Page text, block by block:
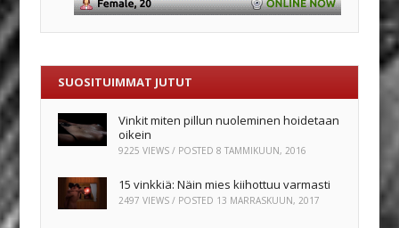
SUOSITUIMMAT JUTUT
Vinkit miten pillun nuoleminen hoidetaan
oikein
9225 VIEWS / POSTED8 TAMMIKUUN, 2016
15 vinkkiä: Näin mies kiihottuu varmasti
2497 VIEWS / POSTED 13 MARRASKUUN, 2017